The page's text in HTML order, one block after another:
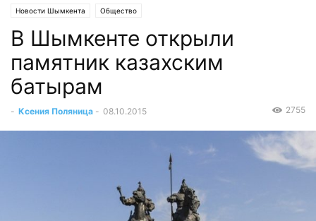
Новости Шымкента Общество
В Шымкенте открыли
памятник казахским
батырам
- Ксения Поляница - 08.10.2015 2755